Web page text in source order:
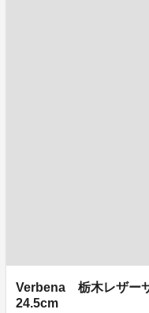
Verbena 栃木レザー
24.5cm